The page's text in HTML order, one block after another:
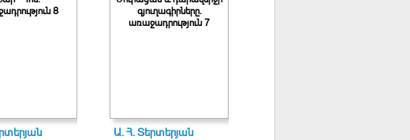
8
գյուղագիրները.
առաջադրություն 7
Ա. Հ. Տերտերյան